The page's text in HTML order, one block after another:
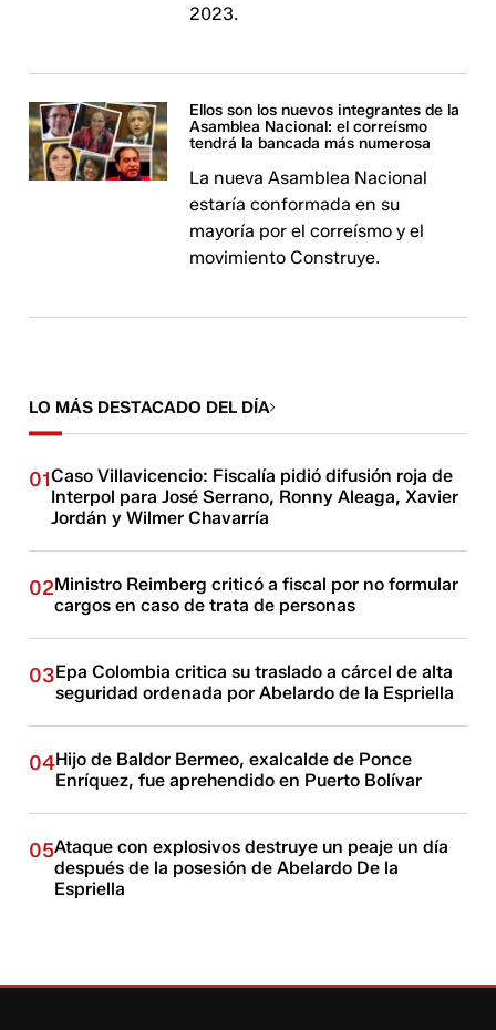
2023.
Ellos son los nuevos integrantes de la
Asamblea Nacional: el correísmo
tendrá la bancada más numerosa
La nueva Asamblea Nacional
estaría conformada en su
mayoría por el correísmo y el
movimiento Construye.
LO MÁS DESTACADO DEL DÍA
01Caso Villavicencio: Fiscalía pidió difusión roja de
Interpol para José Serrano, Ronny Aleaga, Xavier
Jordán y Wilmer Chavarría
02Ministro Reimberg criticó a fiscal por no formular
cargos en caso de trata de personas
03Epa Colombia critica su traslado a cárcel de alta
seguridad ordenada por Abelardo de la Espriella
04Hijo de Baldor Bermeo, exalcalde de Ponce
Enríquez, fue aprehendido en Puerto Bolívar
05Ataque con explosivos destruye un peaje un día
después de la posesión de Abelardo De la
Espriella